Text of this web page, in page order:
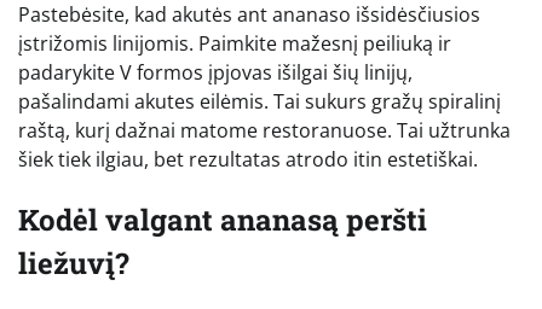
Pastebėsite, kad akutės ant ananaso išsidėsčiusios
įstrižomis linijomis. Paimkite mažesnį peiliuką ir
padarykite V formos įpjovas išilgai šių linijų,
pašalindami akutes eilėmis. Tai sukurs gražų spiralinį
raštą, kurį dažnai matome restoranuose. Tai užtrunka
šiek tiek ilgiau, bet rezultatas atrodo itin estetiškai.
Kodėl valgant ananasą peršti
liežuvį?